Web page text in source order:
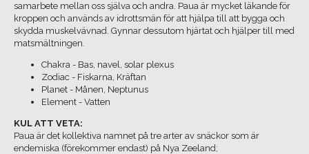
samarbete mellan oss själva och andra. Paua är mycket läkande för
kroppen och används av idrottsmän för att hjälpa till att bygga och
skydda muskelvävnad. Gynnar dessutom hjärtat och hjälper till med
matsmältningen.
Chakra - Bas, navel, solar plexus
Zodiac - Fiskarna, Kräftan
Planet - Månen, Neptunus
Element - Vatten
KUL ATT VETA:
Paua är det kollektiva namnet på tre arter av snäckor som är
endemiska (förekommer endast) på Nya Zeeland;